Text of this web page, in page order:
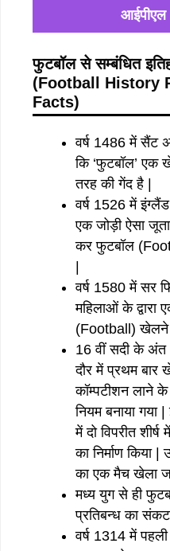
आईपीएल
फुटबॉल से सम्बंधित
(Football History
Facts)
वर्ष 1486 में सैंट
कि ‘फुटबॉल’ एक
तरह की गेंद है |
वर्ष 1526 में
एक जोड़ी ऐसा
कर फुटबॉल
|
वर्ष 1580 में सर
महिलाओं के द्वारा
(Football) खेलने
16 वीं सदी के
दौर में प्रथम बार
कॉम्पटीशन लाने
नियम बनाया गया
में दो विपरीत
का निर्माण
का एक मैच खेला
मध्य युग से ही
प्रतिबन्ध का
वर्ष 1314 में